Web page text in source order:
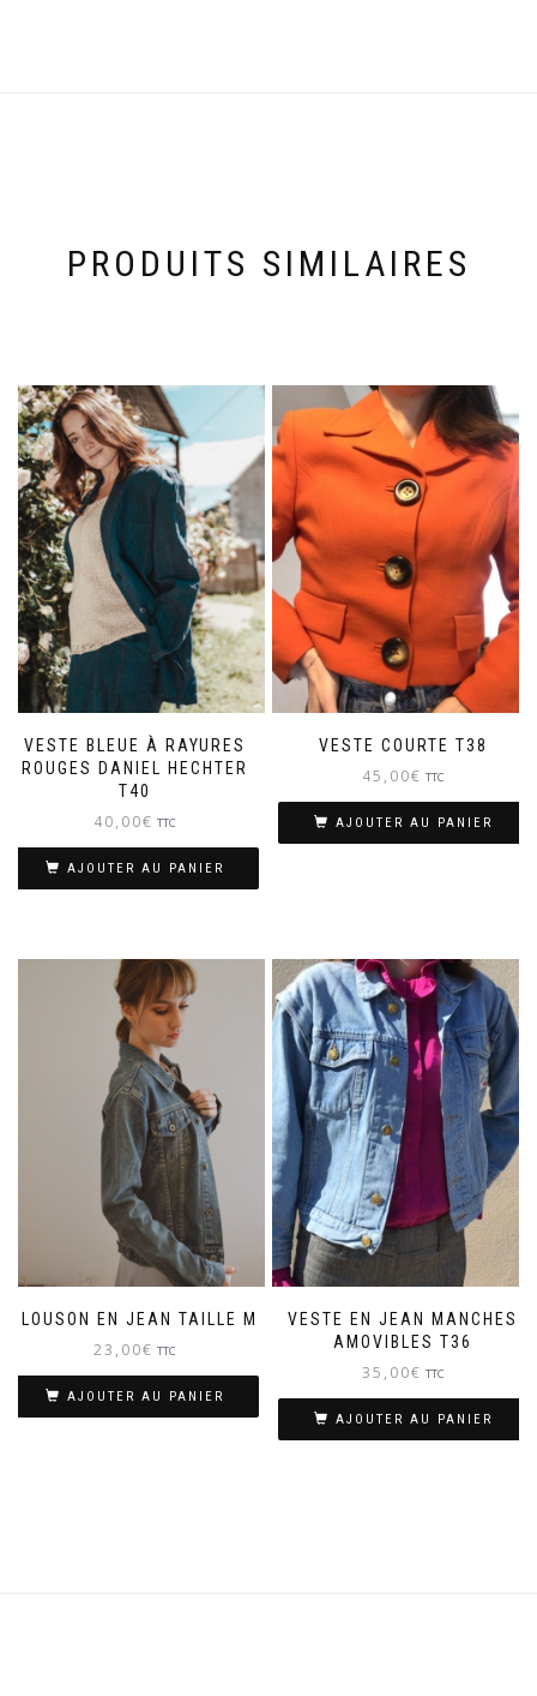
PRODUITS SIMILAIRES
VESTE BLEUE À RAYURES
ROUGES DANIEL HECHTER
T40
40,00€ TTC
AJOUTER AU PANIER
VESTE COURTE T38
45,00€ TTC
AJOUTER AU PANIER
BLOUSON EN JEAN TAILLE M
23,00€ TTC
AJOUTER AU PANIER
VESTE EN JEAN MANCHES
AMOVIBLES T36
35,00€ TTC
AJOUTER AU PANIER